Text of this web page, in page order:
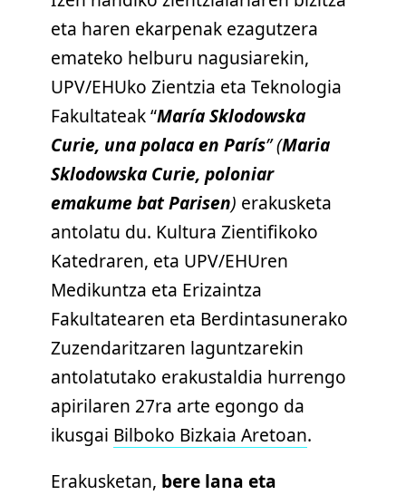
eta haren ekarpenak ezagutzera
emateko helburu nagusiarekin,
UPV/EHUko Zientzia eta Teknologia
Fakultateak “María Sklodowska
Curie, una polaca en París” (Maria
Sklodowska Curie, poloniar
emakume bat Parisen) erakusketa
antolatu du. Kultura Zientifikoko
Katedraren, eta UPV/EHUren
Medikuntza eta Erizaintza
Fakultatearen eta Berdintasunerako
Zuzendaritzaren laguntzarekin
antolatutako erakustaldia hurrengo
apirilaren 27ra arte egongo da
ikusgai Bilboko Bizkaia Aretoan.
Erakusketan, bere lana eta